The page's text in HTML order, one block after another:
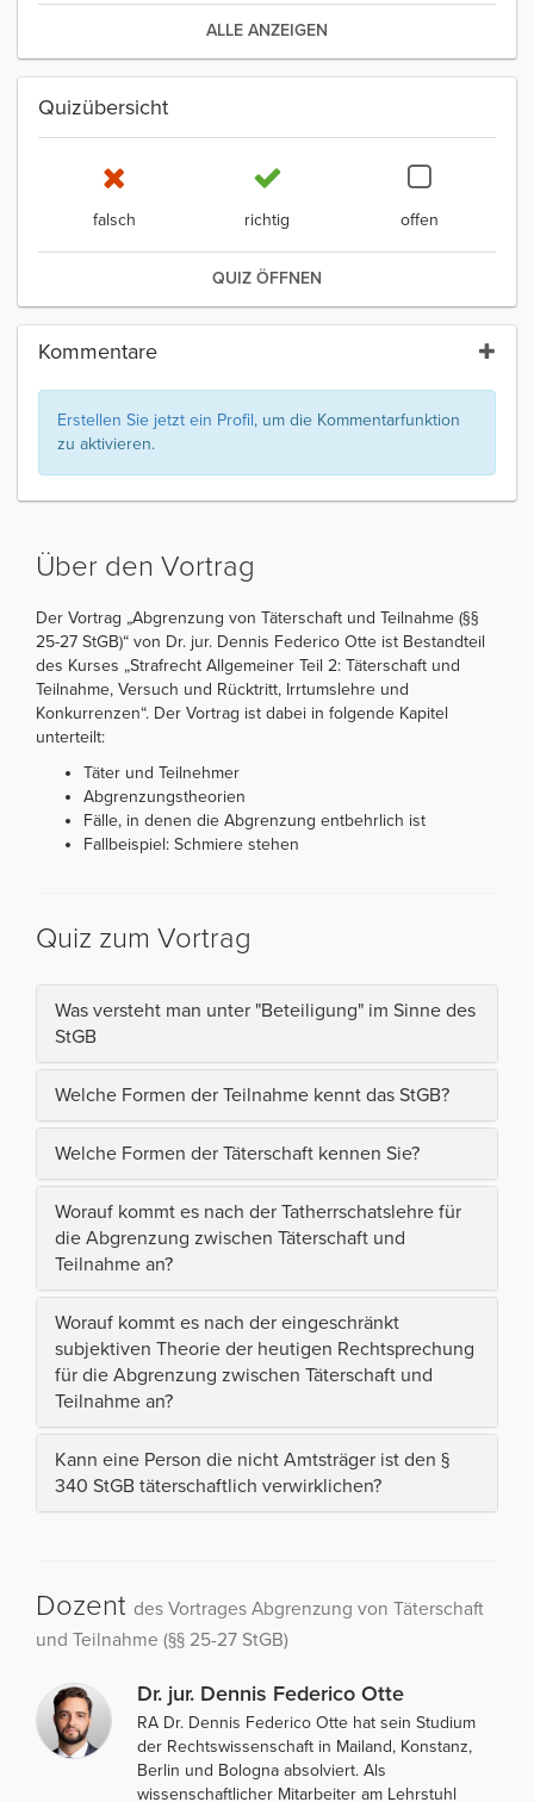
ALLE ANZEIGEN
Quizübersicht
falsch richtig offen
QUIZ ÖFFNEN
Kommentare
Erstellen Sie jetzt ein Profil, um die Kommentarfunktion
zu aktivieren.
Über den Vortrag
Der Vortrag „Abgrenzung von Täterschaft und Teilnahme (§§
25-27 StGB)“ von Dr. jur. Dennis Federico Otte ist Bestandteil
des Kurses „Strafrecht Allgemeiner Teil 2: Täterschaft und
Teilnahme, Versuch und Rücktritt, Irrtumslehre und
Konkurrenzen“. Der Vortrag ist dabei in folgende Kapitel
unterteilt:
Täter und Teilnehmer
Abgrenzungstheorien
Fälle, in denen die Abgrenzung entbehrlich ist
Fallbeispiel: Schmiere stehen
Quiz zum Vortrag
Was versteht man unter "Beteiligung" im Sinne des
StGB
Welche Formen der Teilnahme kennt das StGB?
Welche Formen der Täterschaft kennen Sie?
Worauf kommt es nach der Tatherrschatslehre für
die Abgrenzung zwischen Täterschaft und
Teilnahme an?
Worauf kommt es nach der eingeschränkt
subjektiven Theorie der heutigen Rechtsprechung
für die Abgrenzung zwischen Täterschaft und
Teilnahme an?
Kann eine Person die nicht Amtsträger ist den §
340 StGB täterschaftlich verwirklichen?
Dozent des Vortrages Abgrenzung von Täterschaft
und Teilnahme (§§ 25-27 StGB)
Dr. jur. Dennis Federico Otte
RA Dr. Dennis Federico Otte hat sein Studium
der Rechtswissenschaft in Mailand, Konstanz,
Berlin und Bologna absolviert. Als
wissenschaftlicher Mitarbeiter am Lehrstuhl